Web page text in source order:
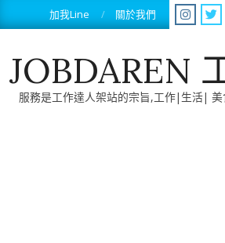
to
加我Line 關於我們
JOBDAREN
服務是工作達人架站的宗旨,工作|生活|